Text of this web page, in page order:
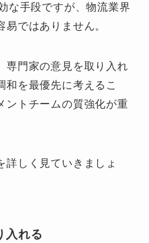
な手段ですが、物流業界
ではありません。
専門家の意見を取り入れ
和を最優先に考えるこ
ントチームの質強化が重
詳しく見ていきましょ
入れる